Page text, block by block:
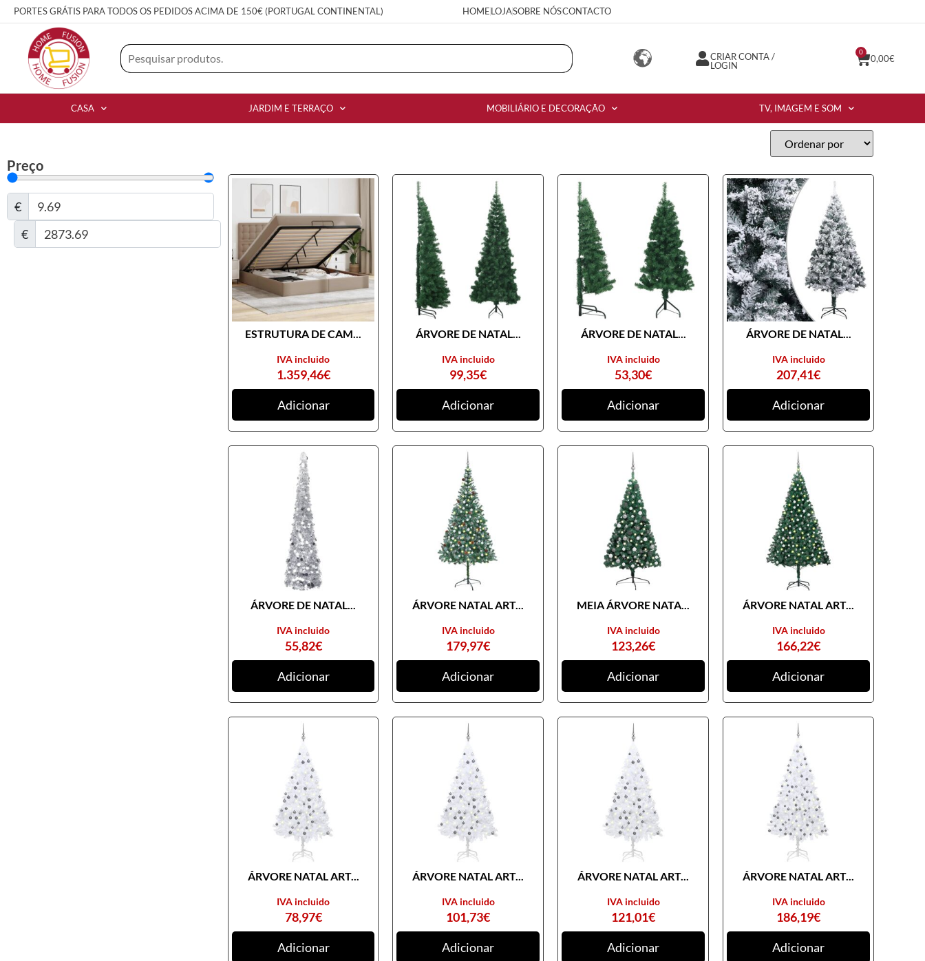
PORTES GRÁTIS PARA TODOS OS PEDIDOS ACIMA DE 150€ (PORTUGAL CONTINENTAL) HOMELOJASOBRE NÓSCONTACTO
CRIAR CONTA /
LOGIN
0,00€
0
CASA JARDIM E TERRAÇO MOBILIÁRIO E DECORAÇÃO TV, IMAGEM E SOM
Preço
€
€
ESTRUTURA DE CAM...
1.359,46€
IVA incluido
Adicionar
ÁRVORE DE NATAL...
99,35€
IVA incluido
Adicionar
ÁRVORE DE NATAL...
53,30€
IVA incluido
Adicionar
ÁRVORE DE NATAL...
207,41€
IVA incluido
Adicionar
ÁRVORE DE NATAL...
55,82€
IVA incluido
Adicionar
ÁRVORE NATAL ART...
179,97€
IVA incluido
Adicionar
MEIA ÁRVORE NATA...
123,26€
IVA incluido
Adicionar
ÁRVORE NATAL ART...
166,22€
IVA incluido
Adicionar
ÁRVORE NATAL ART...
78,97€
IVA incluido
Adicionar
ÁRVORE NATAL ART...
101,73€
IVA incluido
Adicionar
ÁRVORE NATAL ART...
121,01€
IVA incluido
Adicionar
ÁRVORE NATAL ART...
186,19€
IVA incluido
Adicionar